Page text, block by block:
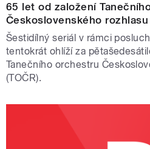
65 let od založení
Československého rozhlasu
Šestidílný seriál v rámci
tentokrát ohlíží za
Tanečního orchestru
(TOČR).